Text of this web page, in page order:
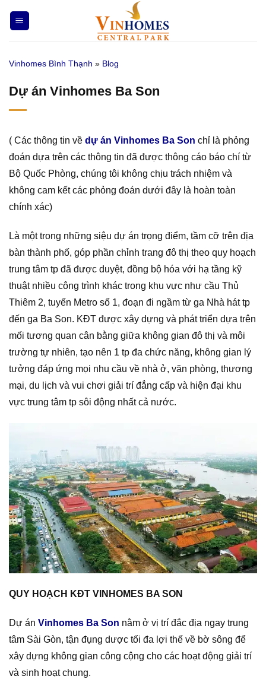
qua
nội
Vinhomes Bình Thạnh » Blog
Dự án Vinhomes Ba Son
( Các thông tin về dự án Vinhomes Ba Son chỉ là phỏng
đoán dựa trên các thông tin đã được thông cáo báo chí từ
Bộ Quốc Phòng, chúng tôi không chịu trách nhiệm và
không cam kết các phỏng đoán dưới đây là hoàn toàn
chính xác)
Là một trong những siệu dự án trọng điểm, tầm cỡ trên địa
bàn thành phố, góp phần chỉnh trang đô thị theo quy hoạch
trung tâm tp đã được duyệt, đồng bộ hóa với hạ tầng kỹ
thuật nhiều công trình khác trong khu vực như cầu Thủ
Thiêm 2, tuyến Metro số 1, đoạn đi ngầm từ ga Nhà hát tp
đến ga Ba Son. KĐT được xây dựng và phát triển dựa trên
mối tương quan cân bằng giữa không gian đô thị và môi
trường tự nhiên, tạo nên 1 tp đa chức năng, không gian lý
tưởng đáp ứng mọi nhu cầu về nhà ở, văn phòng, thương
mại, du lịch và vui chơi giải trí đẳng cấp và hiện đại khu
vực trung tâm tp sôi động nhất cả nước.
QUY HOẠCH KĐT VINHOMES BA SON
Dự án Vinhomes Ba Son nằm ở vị trí đắc địa ngay trung
tâm Sài Gòn, tận đụng dược tối đa lợi thế về bờ sông để
xây dựng không gian công cộng cho các hoạt động giải trí
và sinh hoạt chung.